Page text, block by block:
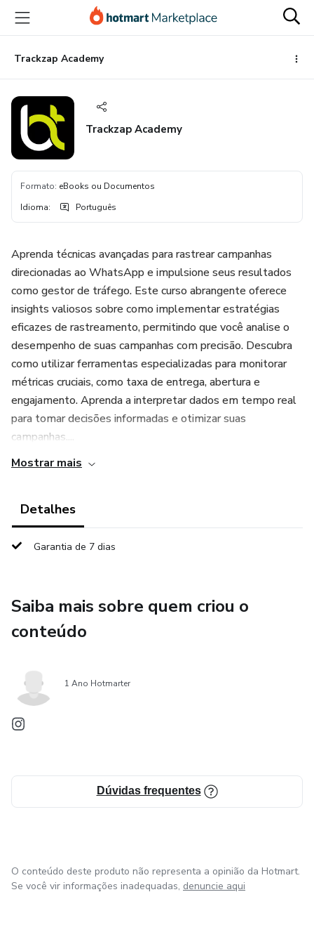
para
conteúdo
principal
para
pagamento
para
rodapé
Trackzap Academy
Trackzap Academy
Formato: eBooks ou Documentos
Idioma: Português
Aprenda técnicas avançadas para rastrear campanhas
direcionadas ao WhatsApp e impulsione seus resultados
como gestor de tráfego. Este curso abrangente oferece
insights valiosos sobre como implementar estratégias
eficazes de rastreamento, permitindo que você analise o
desempenho de suas campanhas com precisão. Descubra
como utilizar ferramentas especializadas para monitorar
métricas cruciais, como taxa de entrega, abertura e
engajamento. Aprenda a interpretar dados em tempo real
para tomar decisões informadas e otimizar suas
campanhas....
Mostrar mais
Detalhes
Garantia de 7 dias
Saiba mais sobre quem criou o
conteúdo
1 Ano Hotmarter
Dúvidas frequentes
O conteúdo deste produto não representa a opinião da Hotmart.
Se você vir informações inadequadas, denuncie aqui